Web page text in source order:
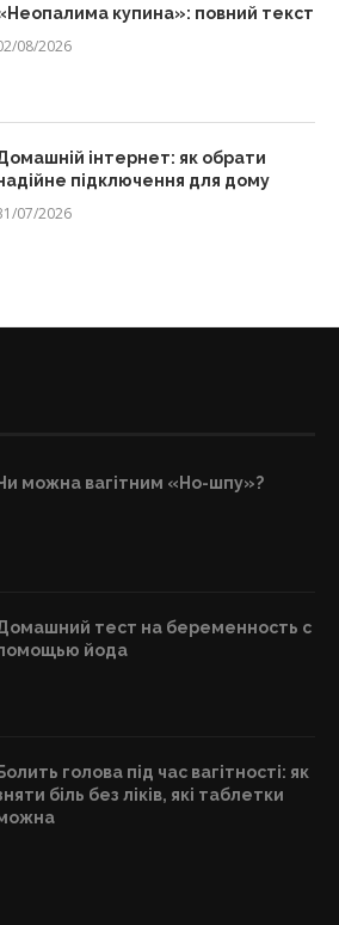
купина»: повний текст
08/2026
інтернет: як обрати
підключення для дому
07/2026
можна вагітним «Но-шпу»?
тест на беременность с
йода
Болить голова під час вагітності: як
біль без ліків, які таблетки